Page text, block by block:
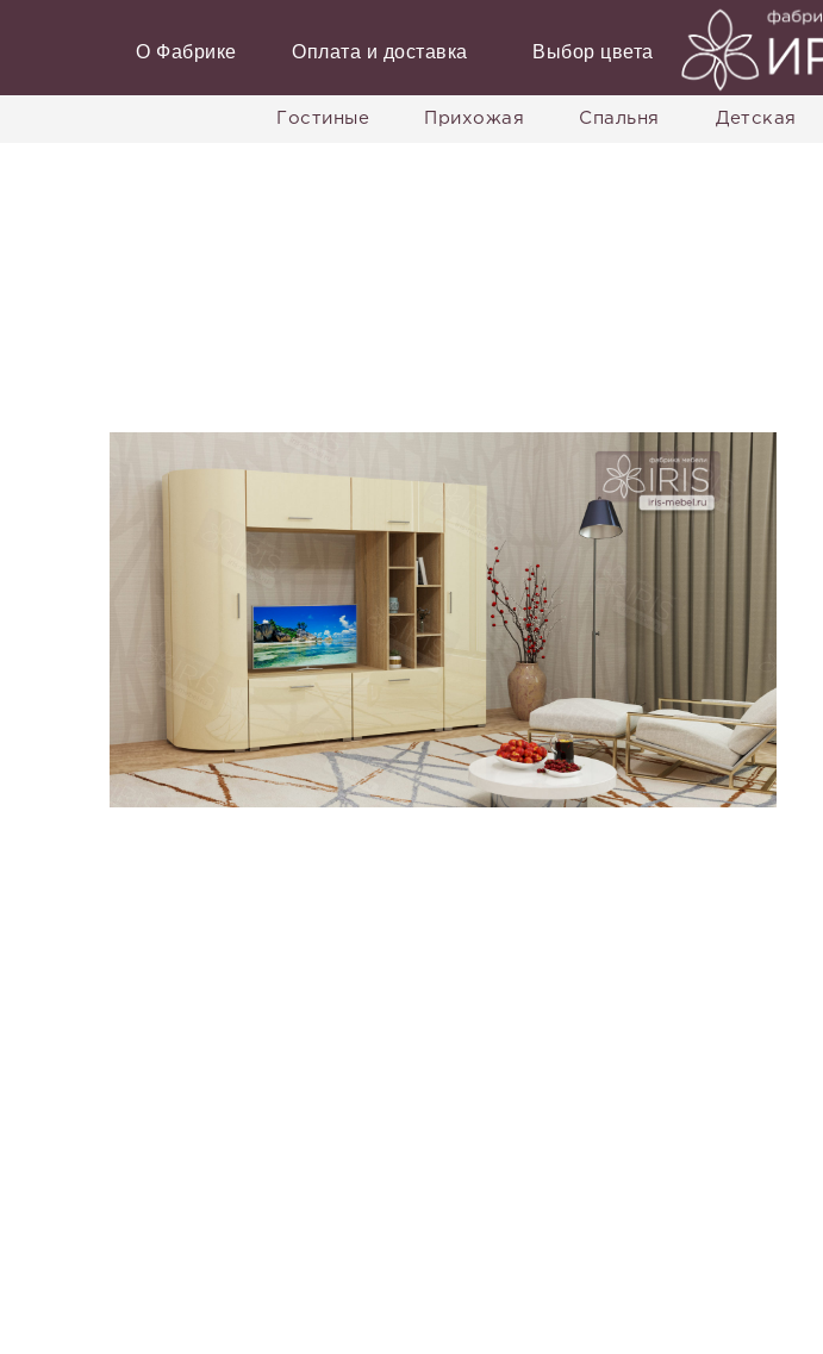
О Фабрике Оплата и доставка
Гостиные Прихожая Спальня Детская
Выбор цвета